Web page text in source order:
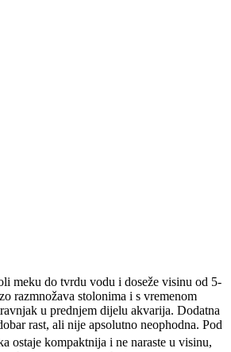
meku do tvrdu vodu i doseže visinu od 5-
razmnožava stolonima i s vremenom
u prednjem dijelu akvarija. Dodatna
rast, ali nije apsolutno neophodna. Pod
ostaje kompaktnija i ne naraste u visinu,